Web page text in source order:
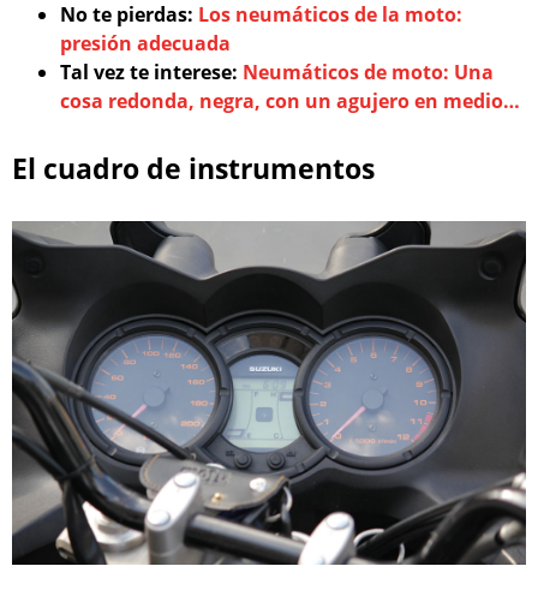
No te pierdas: Los neumáticos de la moto:
presión adecuada
Tal vez te interese: Neumáticos de moto: Una
cosa redonda, negra, con un agujero en medio…
El cuadro de instrumentos